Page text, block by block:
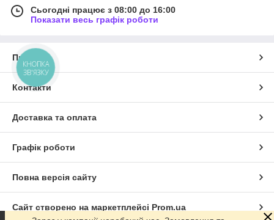
Сьогодні працює з 08:00 до 16:00
Показати весь графік роботи
Про нас
Контакти
Доставка та оплата
Графік роботи
Повна версія сайту
Сайт створено на маркетплейсі Prom.ua
КНОПКА
ЗВ'ЯЗКУ